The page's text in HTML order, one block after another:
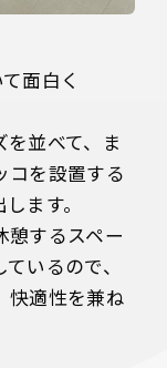
面白く
並べて、ま
コを設置する
ます。
憩するスペー
いるので、
快適性を兼ね